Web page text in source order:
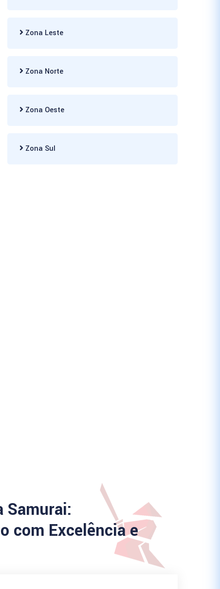
Zona Leste
Zona Norte
Zona Oeste
Zona Sul
Samurai:
com Excelência e